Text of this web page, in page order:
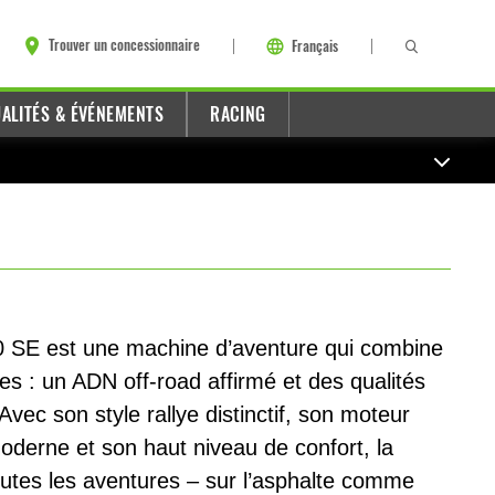
Trouver un concessionnaire Français
& ÉVÉNEMENTS RACING
est une machine d’aventure qui combine
: un ADN off-road affirmé et des qualités
son style rallye distinctif, son moteur
et son haut niveau de confort, la
les aventures – sur l’asphalte comme